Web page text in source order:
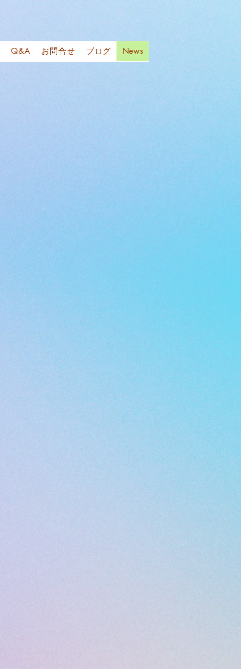
Q&A お問合せ ブログ News